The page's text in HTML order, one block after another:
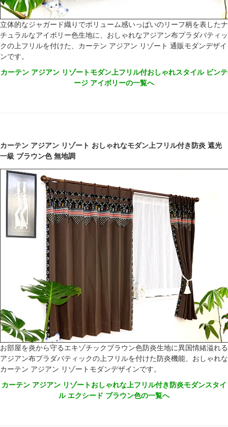
立体的なジャガード織りでボリューム感いっぱいのリーフ柄を表したナ
チュラルなアイボリー色生地に、おしゃれなアジアン布プラダバティッ
クの上フリルを付けた、カーテン アジアン リゾート 通販モダンデザイ
ンです。
カーテン アジアン リゾートモダン上フリル付おしゃれスタイル ビンテ
ージ アイボリーの一覧へ
カーテン アジアン リゾート おしゃれなモダン上フリル付き防炎 遮光
一級 ブラウン色 無地調
お部屋を炎から守るエキゾチックブラウン色防炎生地に異国情緒溢れる
アジアン布プラダバティックの上フリルを付けた防炎機能、おしゃれな
カーテン アジアン リゾートモダンデザインです。
カーテン アジアン リゾートおしゃれな上フリル付き防炎モダンスタイ
ル エクシード ブラウン色の一覧へ